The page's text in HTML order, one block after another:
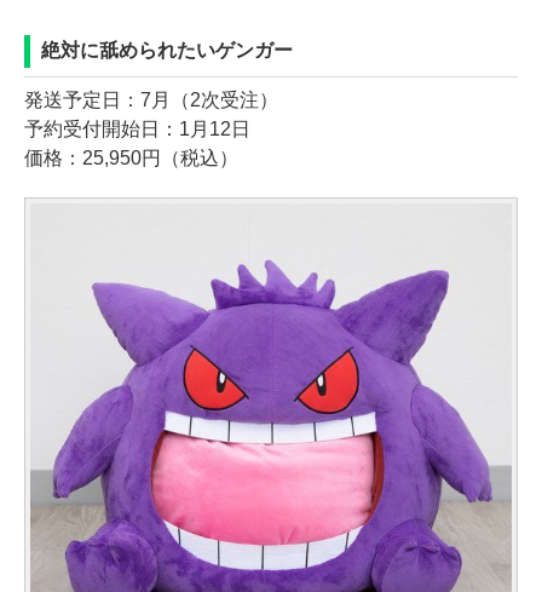
絶対に舐められたいゲンガー
発送予定日：7月（2次受注）
予約受付開始日：1月12日
価格：25,950円（税込）